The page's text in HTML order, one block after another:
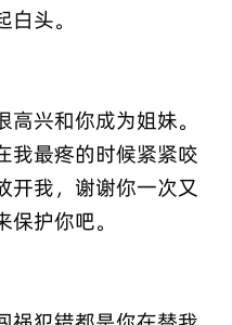
头。
兴和你成为姐妹。
我最疼的时候紧紧咬
开我，谢谢你一次又
护你吧。